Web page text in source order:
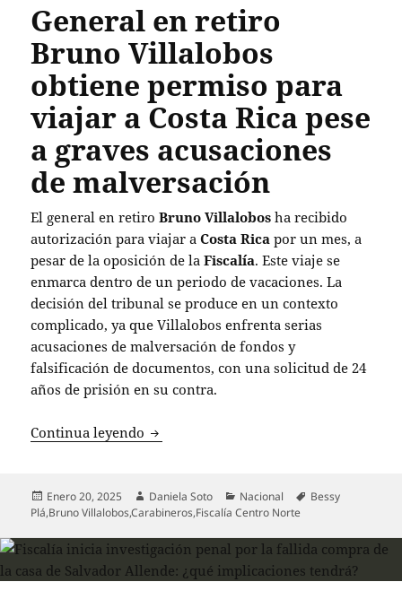
General en retiro
Bruno Villalobos
obtiene permiso para
viajar a Costa Rica pese
a graves acusaciones
de malversación
El general en retiroBruno Villalobos ha recibido
autorización para viajar aCosta Rica por un mes, a
pesar de la oposición de laFiscalía. Este viaje se
enmarca dentro de un periodo de vacaciones. La
decisión del tribunal se produce en un contexto
complicado, ya que Villalobos enfrenta serias
acusaciones de malversación de fondos y
falsificación de documentos, con una solicitud de 24
años de prisión en su contra.
Continua leyendo General en retiro Bruno Villalobos
Publicado
el
Enero 20, 2025 Autor
Daniela Soto Categorías
Nacional Etiquetas
Bessy
Plá,Bruno Villalobos,Carabineros,Fiscalía Centro Norte